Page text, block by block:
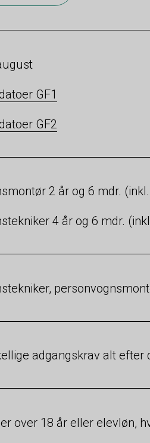
GF1
GF2
2 år og 6 mdr.
4 år og 6 mdr.
adgangskrav alt efter
over 18 år eller elevløn,